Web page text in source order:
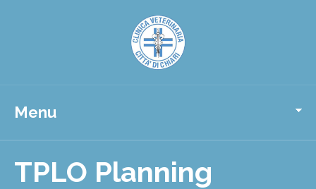
Menu
TPLO Planning